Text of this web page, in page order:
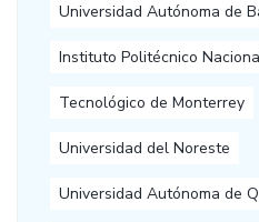
Universidad Autónoma de
Instituto Politécnico
Tecnológico de Monterrey
Universidad del Noreste
Universidad Autónoma de